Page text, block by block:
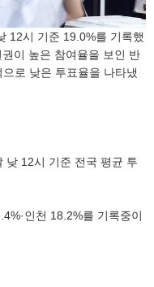
12시 기준 19.0%를 기록했
이 높은 참여율을 보인 반
로 낮은 투표율을 나타냈
낮 12시 기준 전국 평균 투
인천 18.2%를 기록중이